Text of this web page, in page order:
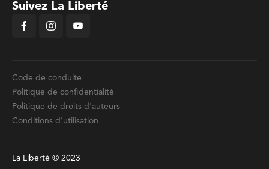
Suivez La Liberté
Code de conduite
Politique de confidentialité
Politique de droits d'auteurs
Conditions d'utilisation
La Liberté © 2023